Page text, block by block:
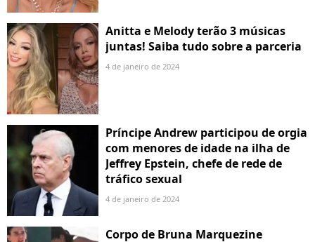
Anitta e Melody terão 3 músicas
juntas! Saiba tudo sobre a parceria
4 de janeiro de 2024
Príncipe Andrew participou de orgia
com menores de idade na ilha de
Jeffrey Epstein, chefe de rede de
tráfico sexual
4 de janeiro de 2024
Corpo de Bruna Marquezine